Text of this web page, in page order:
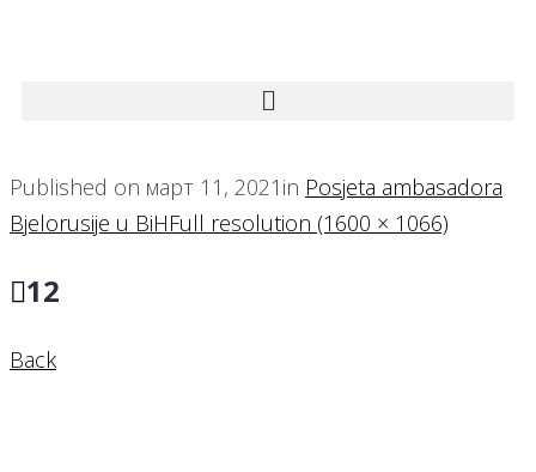
Published on март 11, 2021 in Posjeta ambasadora
Bjelorusije u BiHFull resolution (1600 × 1066)
12
Back